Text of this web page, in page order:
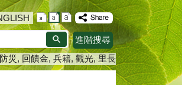
搜
尋
進階搜尋
防災 回饋金 兵籍 觀光 里長